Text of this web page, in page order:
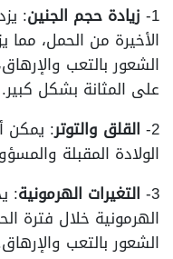
1- زيادة حجم الجنين:
الأخيرة من الحمل،
الشعور بالتعب
على المثانة بشكل كبير.
2- القلق والتوتر: يمكن
الولادة المقبلة
3- التغيرات الهرمونية:
الهرمونية خلال فترة
الشعور بالتعب